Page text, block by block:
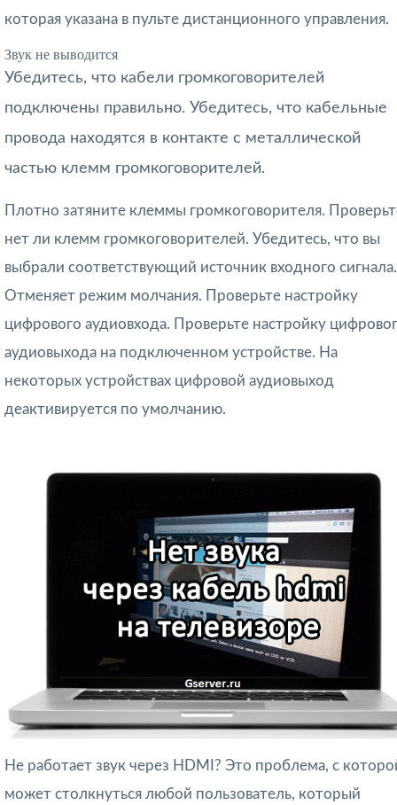
которая указана в пульте дистанционного управления.
Звук не выводится
Убедитесь, что кабели громкоговорителей
подключены правильно. Убедитесь, что кабельные
провода находятся в контакте с металлической
частью клемм громкоговорителей.
Плотно затяните клеммы громкоговорителя.
нет ли клемм громкоговорителей. Убедитесь, что вы
выбрали соответствующий источник входного сигнала.
Отменяет режим молчания. Проверьте настройку
цифрового аудиовхода. Проверьте настройку
аудиовыхода на подключенном устройстве. На
некоторых устройствах цифровой аудиовыход
деактивируется по умолчанию.
Не работает звук через HDMI? Это проблема, с
может столкнуться любой пользователь, который